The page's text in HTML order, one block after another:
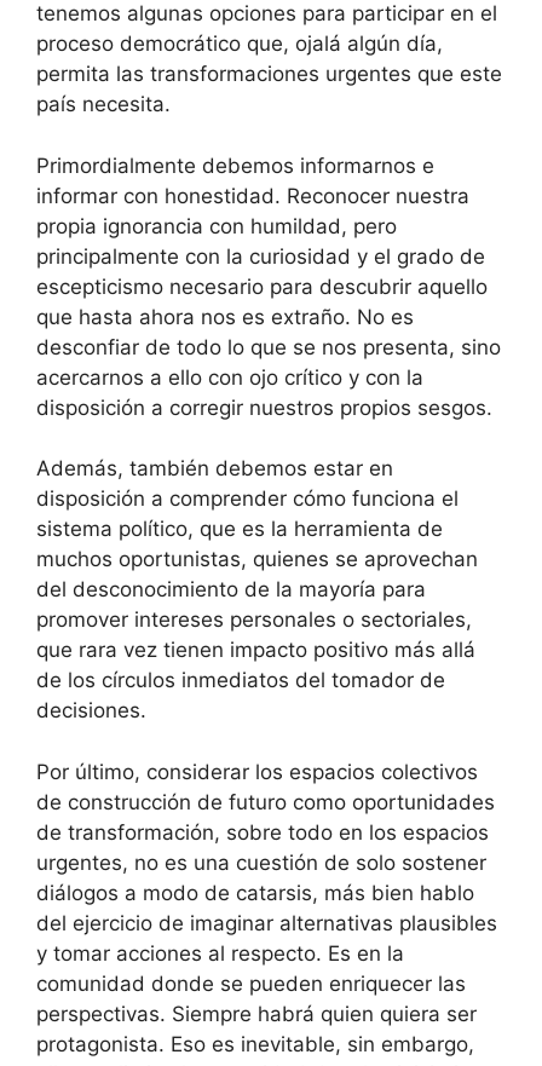
tenemos algunas opciones para participar en el
proceso democrático que, ojalá algún día,
permita las transformaciones urgentes que este
país necesita.
Primordialmente debemos informarnos e
informar con honestidad. Reconocer nuestra
propia ignorancia con humildad, pero
principalmente con la curiosidad y el grado de
escepticismo necesario para descubrir aquello
que hasta ahora nos es extraño. No es
desconfiar de todo lo que se nos presenta, sino
acercarnos a ello con ojo crítico y con la
disposición a corregir nuestros propios sesgos.
Además, también debemos estar en
disposición a comprender cómo funciona el
sistema político, que es la herramienta de
muchos oportunistas, quienes se aprovechan
del desconocimiento de la mayoría para
promover intereses personales o sectoriales,
que rara vez tienen impacto positivo más allá
de los círculos inmediatos del tomador de
decisiones.
Por último, considerar los espacios colectivos
de construcción de futuro como oportunidades
de transformación, sobre todo en los espacios
urgentes, no es una cuestión de solo sostener
diálogos a modo de catarsis, más bien hablo
del ejercicio de imaginar alternativas plausibles
y tomar acciones al respecto. Es en la
comunidad donde se pueden enriquecer las
perspectivas. Siempre habrá quien quiera ser
protagonista. Eso es inevitable, sin embargo,